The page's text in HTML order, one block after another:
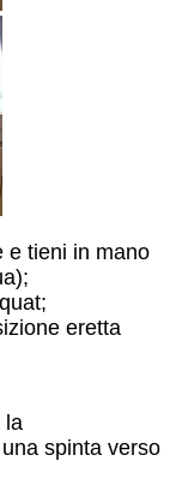
e tieni in mano
eretta
la
spinta verso